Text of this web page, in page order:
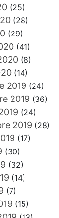
(25)
(28)
(29)
(41)
(8)
(14)
2019 (24)
2019 (36)
(24)
2019 (28)
(17)
(30)
(32)
(14)
(7)
(15)